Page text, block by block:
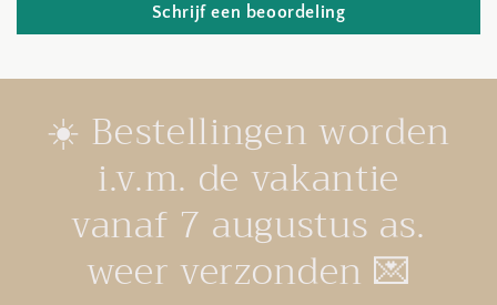
Schrijf een beoordeling
☀️ Bestellingen worden
i.v.m. de vakantie
vanaf 7 augustus as.
weer verzonden 💌